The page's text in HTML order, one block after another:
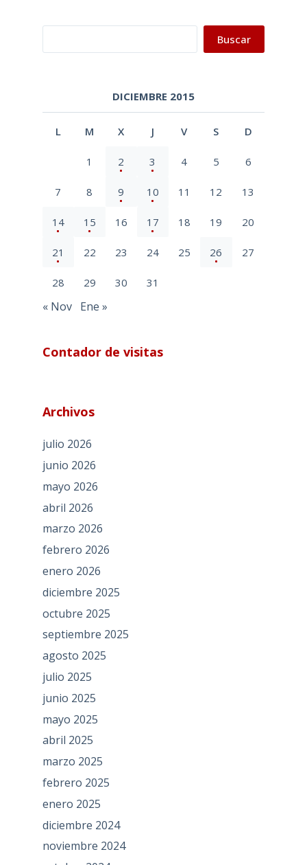
Buscar
DICIEMBRE 2015
L M X J V S D
1 2 3 4 5 6
7 8 9 10 11 12 13
14 15 16 17 18 19 20
21 22 23 24 25 26 27
28 29 30 31
« Nov Ene »
Contador de visitas
Archivos
julio 2026
junio 2026
mayo 2026
abril 2026
marzo 2026
febrero 2026
enero 2026
diciembre 2025
octubre 2025
septiembre 2025
agosto 2025
julio 2025
junio 2025
mayo 2025
abril 2025
marzo 2025
febrero 2025
enero 2025
diciembre 2024
noviembre 2024